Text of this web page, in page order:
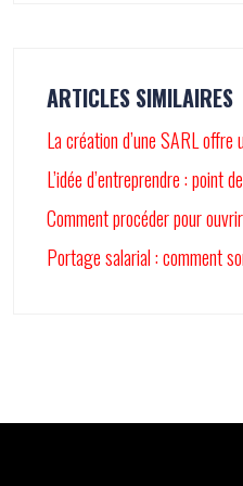
ARTICLES SIMILAIRES
La création d’une SARL
L’idée d’entreprendre : point
Comment procéder pour
Portage salarial : comment